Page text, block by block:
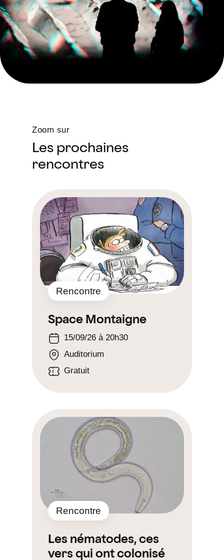
Zoom sur
Les prochaines
rencontres
Space Montaigne
Rencontre
15/09/26 à 20h30
Auditorium
Gratuit
Les nématodes, ces
vers qui ont colonisé
Rencontre